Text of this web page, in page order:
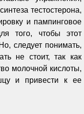
тестостерона,
и пампинговое
того, чтобы этот
следует понимать,
не стоит, так как
молочной кислоты,
и привести к ее